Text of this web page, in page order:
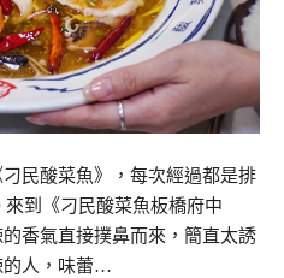
民酸菜魚》，每次經過都是排
來到《刁民酸菜魚板橋府中
香氣直接撲鼻而來，簡直太誘
的人，味蕾…